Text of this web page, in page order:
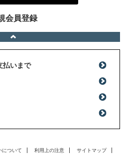
会員登録
払いまで
について 利用上の注意 サイトマップ